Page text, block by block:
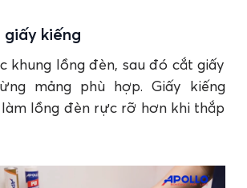
kiếng
khung lồng đèn, sau đó cắt giấy
mảng phù hợp. Giấy kiếng
làm lồng đèn rực rỡ hơn khi thắp